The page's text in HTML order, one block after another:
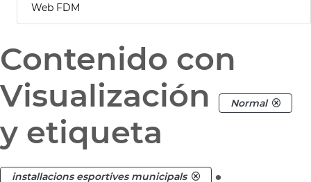
Web FDM
Contenido con
Visualización
Normal
y etiqueta
installacions esportives municipals .